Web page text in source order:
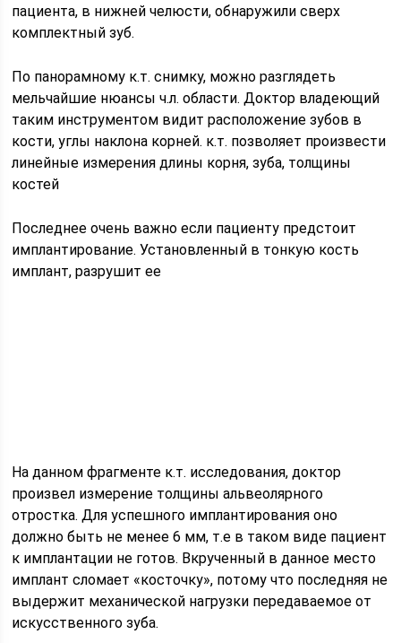
пациента, в нижней челюсти, обнаружили сверх
комплектный зуб.
По панорамному к.т. снимку, можно разглядеть
мельчайшие нюансы ч.л. области. Доктор владеющий
таким инструментом видит расположение зубов в
кости, углы наклона корней. к.т. позволяет произвести
линейные измерения длины корня, зуба, толщины
костей
Последнее очень важно если пациенту предстоит
имплантирование. Установленный в тонкую кость
имплант, разрушит ее
На данном фрагменте к.т. исследования, доктор
произвел измерение толщины альвеолярного
отростка. Для успешного имплантирования оно
должно быть не менее 6 мм, т.е в таком виде пациент
к имплантации не готов. Вкрученный в данное место
имплант сломает «косточку», потому что последняя не
выдержит механической нагрузки передаваемое от
искусственного зуба.